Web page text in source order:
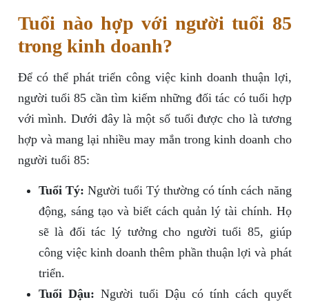
Tuổi nào hợp với người tuổi 85
trong kinh doanh?
Để có thể phát triển công việc kinh doanh thuận lợi,
người tuổi 85 cần tìm kiếm những đối tác có tuổi hợp
với mình. Dưới đây là một số tuổi được cho là tương
hợp và mang lại nhiều may mắn trong kinh doanh cho
người tuổi 85:
Tuổi Tý: Người tuổi Tý thường có tính cách năng
động, sáng tạo và biết cách quản lý tài chính. Họ
sẽ là đối tác lý tưởng cho người tuổi 85, giúp
công việc kinh doanh thêm phần thuận lợi và phát
triển.
Tuổi Dậu: Người tuổi Dậu có tính cách quyết